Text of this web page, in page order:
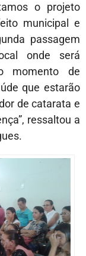
o projeto
municipal e
passagem
onde será
momento de
que estarão
de catarata e
ressaltou a